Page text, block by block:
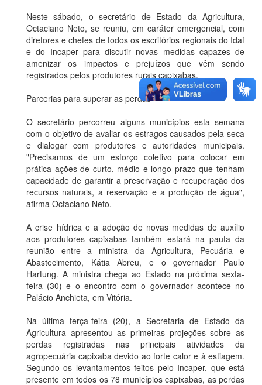
Neste sábado, o secretário de Estado da Agricultura,
Octaciano Neto, se reuniu, em caráter emergencial, com
diretores e chefes de todos os escritórios regionais do Idaf
e do Incaper para discutir novas medidas capazes de
amenizar os impactos e prejuízos que vêm sendo
registrados pelos produtores rurais capixabas.
Parcerias para superar as perdas
O secretário percorreu alguns municípios esta semana
com o objetivo de avaliar os estragos causados pela seca
e dialogar com produtores e autoridades municipais.
"Precisamos de um esforço coletivo para colocar em
prática ações de curto, médio e longo prazo que tenham
capacidade de garantir a preservação e recuperação dos
recursos naturais, a reservação e a produção de água",
afirma Octaciano Neto.
A crise hídrica e a adoção de novas medidas de auxílio
aos produtores capixabas também estará na pauta da
reunião entre a ministra da Agricultura, Pecuária e
Abastecimento, Kátia Abreu, e o governador Paulo
Hartung. A ministra chega ao Estado na próxima sexta-
feira (30) e o encontro com o governador acontece no
Palácio Anchieta, em Vitória.
Na última terça-feira (20), a Secretaria de Estado da
Agricultura apresentou as primeiras projeções sobre as
perdas registradas nas principais atividades da
agropecuária capixaba devido ao forte calor e à estiagem.
Segundo os levantamentos feitos pelo Incaper, que está
presente em todos os 78 municípios capixabas, as perdas